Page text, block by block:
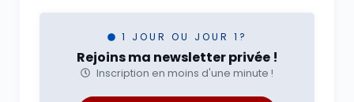
1 JOUR OU JOUR 1?
Rejoins ma newsletter privée !
Inscription en moins d'une minute !